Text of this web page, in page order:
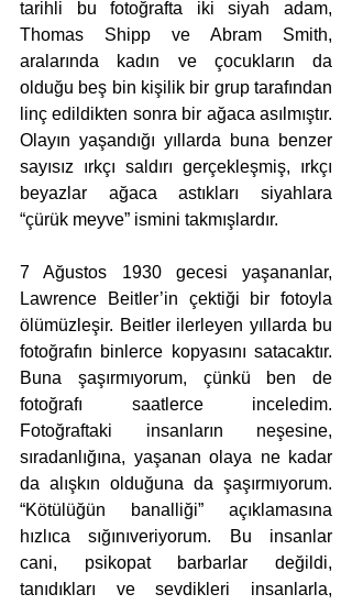
tarihli bu fotoğrafta iki siyah adam,
Thomas Shipp ve Abram Smith,
aralarında kadın ve çocukların da
olduğu beş bin kişilik bir grup tarafından
linç edildikten sonra bir ağaca asılmıştır.
Olayın yaşandığı yıllarda buna benzer
sayısız ırkçı saldırı gerçekleşmiş, ırkçı
beyazlar ağaca astıkları siyahlara
“çürük meyve” ismini takmışlardır.
7 Ağustos 1930 gecesi yaşananlar,
Lawrence Beitler’in çektiği bir fotoyla
ölümüzleşir. Beitler ilerleyen yıllarda bu
fotoğrafın binlerce kopyasını satacaktır.
Buna şaşırmıyorum, çünkü ben de
fotoğrafı saatlerce inceledim.
Fotoğraftaki insanların neşesine,
sıradanlığına, yaşanan olaya ne kadar
da alışkın olduğuna da şaşırmıyorum.
“Kötülüğün banalliği” açıklamasına
hızlıca sığınıveriyorum. Bu insanlar
cani, psikopat barbarlar değildi,
tanıdıkları ve sevdikleri insanlarla,